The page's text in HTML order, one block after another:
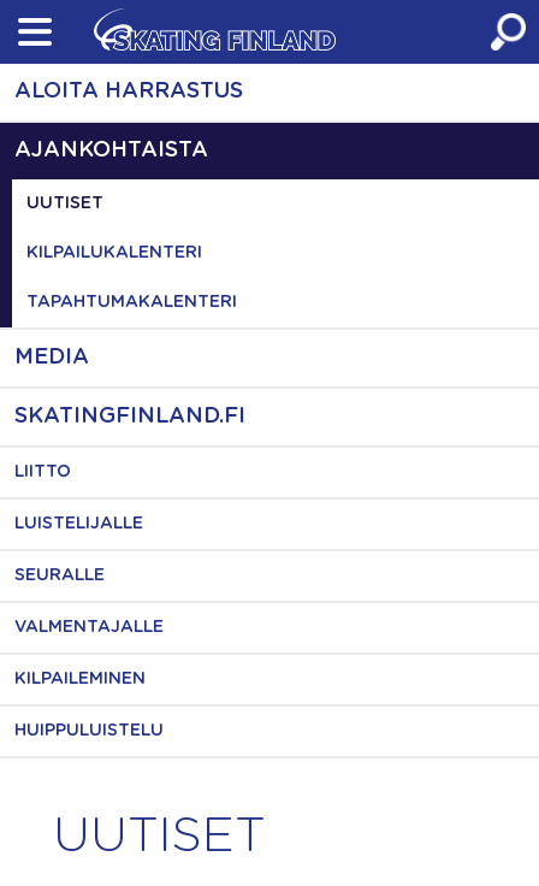
Skip
content
ALOITA HARRASTUS
AJANKOHTAISTA
UUTISET
KILPAILUKALENTERI
TAPAHTUMAKALENTERI
MEDIA
SKATINGFINLAND.FI
LIITTO
LUISTELIJALLE
SEURALLE
VALMENTAJALLE
KILPAILEMINEN
HUIPPULUISTELU
UUTISET